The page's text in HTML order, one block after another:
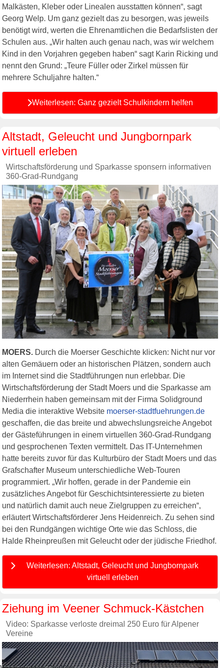
Malkästen, Kleber oder Linealen ausstatten können“, sagt
Georg Welp. Um ganz gezielt das zu besorgen, was jeweils
benötigt wird, werten die Ehrenamtlichen die Bedarfslisten der
Schulen aus. „Wir halten auch genau nach, was wir welchem
Kind in den Vorjahren gegeben haben“ sagt Karin Ricking und
nennt den Grund: „Teure Füller oder Zirkel müssen für
mehrere Schuljahre halten.“
Weiterlesen: Ganz gezielt Schulkindern helfen
Altstadt, Geleucht und Jungbornpark
virtuell erleben
Wirtschaftsförderung und Sparkasse sponsern informativen
360-Grad-Rundgang
MOERS. Durch die Moerser Geschichte klicken: Nicht nur vor
alten Gemäuern oder an historischen Plätzen, sondern auch
im Internet sind die Stadtführungen nun erlebbar. Die
Wirtschaftsförderung der Stadt Moers und die Sparkasse am
Niederrhein haben gemeinsam mit der Firma Solidground
Media die interaktive Website moerser-stadtfuehrungen.de
geschaffen, die das breite und abwechslungsreiche Angebot
der Gästeführungen in einem virtuellen 360-Grad-Rundgang
und gesprochenen Texten vermittelt. Das IT-Unternehmen
hatte bereits zuvor für das Kulturbüro der Stadt Moers und das
Grafschafter Museum unterschiedliche Web-Touren
programmiert. „Wir hoffen, gerade in der Pandemie ein
zusätzliches Angebot für Geschichtsinteressierte zu bieten
und natürlich damit auch neue Zielgruppen zu erreichen“,
erläutert Wirtschaftsförderer Jens Heidenreich. Zu sehen sind
bei den Rundgängen wichtige Orte wie das Schloss, die
Halde Rheinpreußen mit Geleucht oder der jüdische Friedhof.
Weiterlesen: Altstadt, Geleucht und Jungbornpark
virtuell erleben
Ziehung im Veener Schmuck-Kästchen
Video: Sparkasse verloste dreimal 250 Euro für Alpener
Vereine